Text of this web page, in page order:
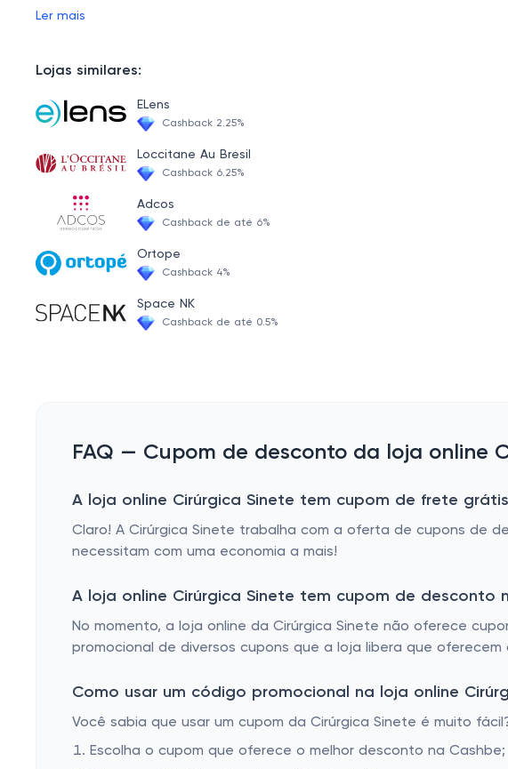
em sua jornada de saúde.
Ler mais
Lojas similares:
ELens
Cashback 2.25%
Loccitane Au Bresil
Cashback 6.25%
Adcos
Cashback de até 6%
Ortope
Cashback 4%
Space NK
Cashback de até 0.5%
FAQ — Cupom de desconto da loja online
A loja online Cirúrgica Sinete tem cupom de frete
Claro! A Cirúrgica Sinete trabalha com a oferta de cupons de
necessitam com uma economia a mais!
A loja online Cirúrgica Sinete tem cupom de desconto
No momento, a loja online da Cirúrgica Sinete não oferece
promocional de diversos cupons que a loja libera que
Como usar um código promocional na loja online
Você sabia que usar um cupom da Cirúrgica Sinete é muito
Escolha o cupom que oferece o melhor desconto na Cashbe;